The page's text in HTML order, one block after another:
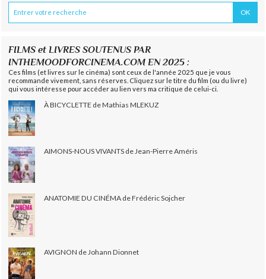
FILMS et LIVRES SOUTENUS PAR
INTHEMOODFORCINEMA.COM EN 2025 :
Ces films (et livres sur le cinéma) sont ceux de l'année 2025 que je vous
recommande vivement, sans réserves. Cliquez sur le titre du film (ou du livre)
qui vous intéresse pour accéder au lien vers ma critique de celui-ci.
À BICYCLETTE de Mathias MLEKUZ
AIMONS-NOUS VIVANTS de Jean-Pierre Améris
ANATOMIE DU CINÉMA de Frédéric Sojcher
AVIGNON de Johann Dionnet